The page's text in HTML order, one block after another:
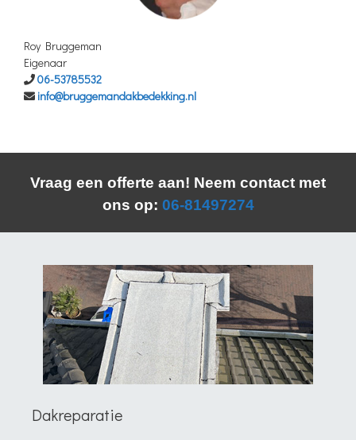
Roy Bruggeman
Eigenaar
06-53785532
info@bruggemandakbedekking.nl
Vraag een offerte aan! Neem contact met
ons op: 06-81497274
Dakreparatie